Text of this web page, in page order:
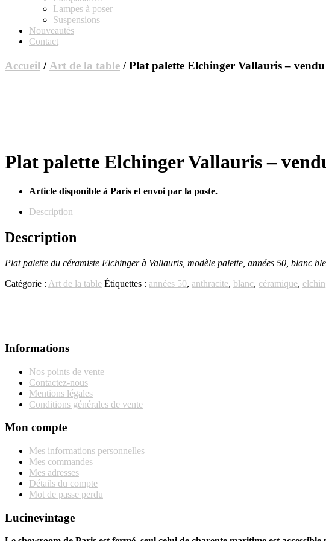
Lampes à poser
Suspensions
Nouveautés
Contact
Accueil / Art de la table / Plat palette Elchinger Vallauris – vendu
Plat palette Elchinger Vallauris –
Article disponible à Paris et envoi par la poste.
Description
Description
Plat palette du céramiste Elchinger à Vallauris, modèle palette, années 50, blanc
Catégorie : Art de la table Étiquettes : années 50, anthracite, blanc, céramique,
Informations
Nos points de vente
Contactez-nous
Mentions légales
Conditions générales de vente
Mon compte
Mes informations personnelles
Mes commandes
Mes adresses
Détails du compte
Mot de passe perdu
Lucinevintage